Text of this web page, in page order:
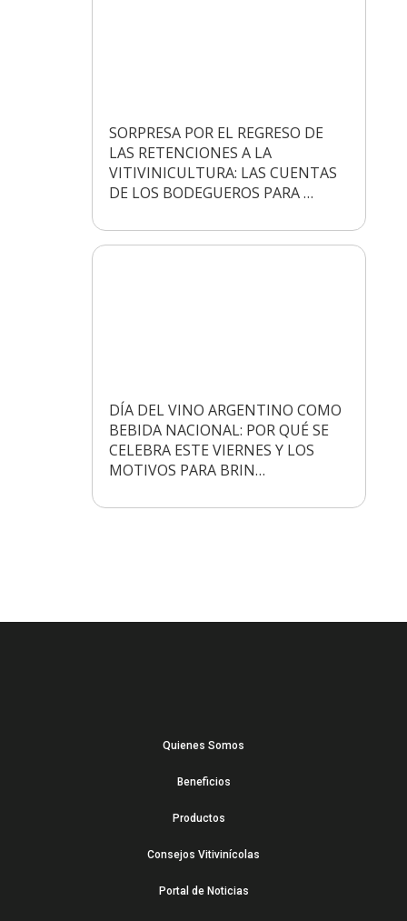
SORPRESA POR EL REGRESO DE
LAS RETENCIONES A LA
VITIVINICULTURA: LAS CUENTAS
DE LOS BODEGUEROS PARA …
DÍA DEL VINO ARGENTINO COMO
BEBIDA NACIONAL: POR QUÉ SE
CELEBRA ESTE VIERNES Y LOS
MOTIVOS PARA BRIN…
Quienes Somos
Beneficios
Productos
Consejos Vitivinícolas
Portal de Noticias